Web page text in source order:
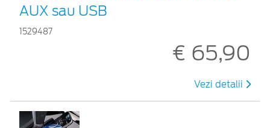
AUX sau USB
1529487
€ 65,90
Vezi detalii